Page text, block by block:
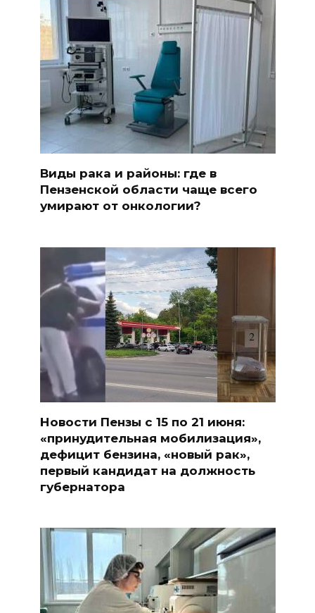
Виды рака и районы: где в
Пензенской области чаще всего
умирают от онкологии?
Новости Пензы с 15 по 21 июня:
«принудительная мобилизация»,
дефицит бензина, «новый рак»,
первый кандидат на должность
губернатора